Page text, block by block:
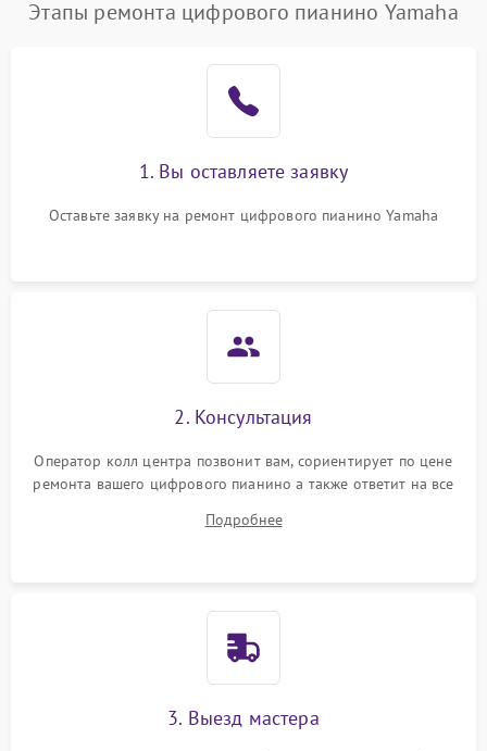
Этапы ремонта цифрового пианино Yamaha
1. Вы оставляете заявку
Оставьте заявку на ремонт цифрового пианино Yamaha
2. Консультация
Оператор колл центра позвонит вам, сориентирует по цене
ремонта вашего цифрового пианино а также ответит на все
Подробнее
3. Выезд мастера